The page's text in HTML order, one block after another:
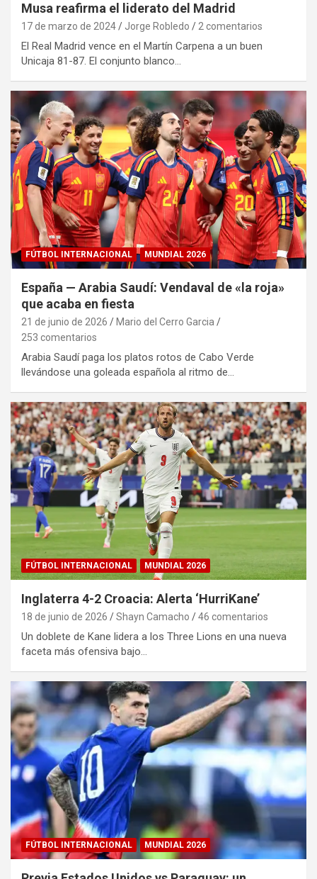
Musa reafirma el liderato del Madrid
17 de marzo de 2024 Jorge Robledo 2 comentarios
El Real Madrid vence en el Martín Carpena a un buen
Unicaja 81-87. El conjunto blanco…
FÚTBOL INTERNACIONAL MUNDIAL 2026
España — Arabia Saudí: Vendaval de «la roja»
que acaba en fiesta
21 de junio de 2026
Mario del Cerro Garcia
253 comentarios
Arabia Saudí paga los platos rotos de Cabo Verde
llevándose una goleada española al ritmo de…
FÚTBOL INTERNACIONAL MUNDIAL 2026
Inglaterra 4-2 Croacia: Alerta ‘HurriKane’
18 de junio de 2026 Shayn Camacho 46 comentarios
Un doblete de Kane lidera a los Three Lions en una nueva
faceta más ofensiva bajo…
FÚTBOL INTERNACIONAL MUNDIAL 2026